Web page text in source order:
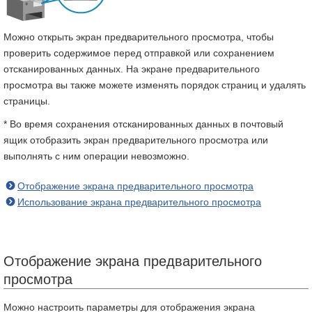
Можно открыть экран предварительного просмотра, чтобы
проверить содержимое перед отправкой или сохранением
отсканированных данных. На экране предварительного
просмотра вы также можете изменять порядок страниц и удалять
страницы.
* Во время сохранения отсканированных данных в почтовый
ящик отобразить экран предварительного просмотра или
выполнять с ним операции невозможно.
Отображение экрана предварительного просмотра
Использование экрана предварительного просмотра
Отображение экрана предварительного
просмотра
Можно настроить параметры для отображения экрана